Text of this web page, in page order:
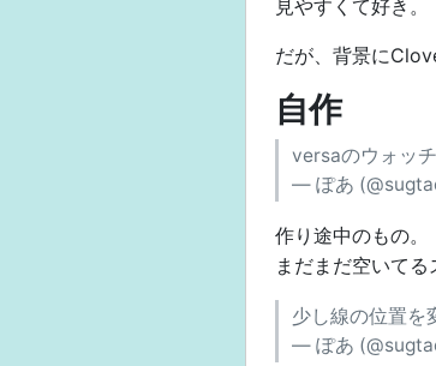
見やすくて好き。
だが、背景に
自作
versaのウォッ
— ぽあ
作り途中のもの。
まだまだ空いてる
少し線の位置を
— ぽあ